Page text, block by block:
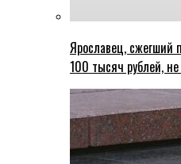
Ярославец, сжегший
100 тысяч рублей,